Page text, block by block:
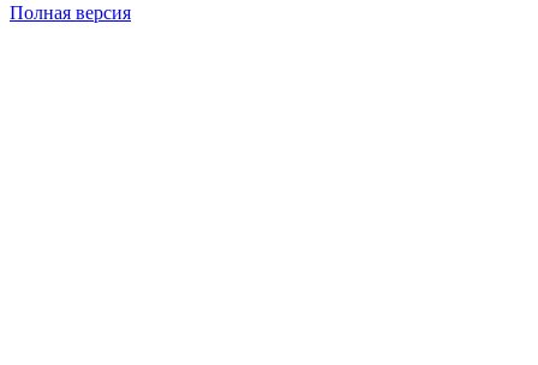
Полная версия